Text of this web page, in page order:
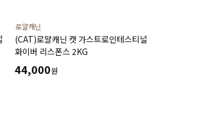
로얄캐닌
(CAT)로얄캐닌 캣 가스트로인테스티널
화이버 리스폰스 2KG
44,000원